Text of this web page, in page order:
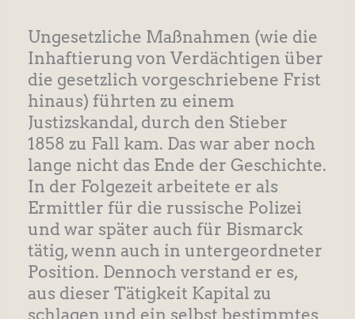
Ungesetzliche Maßnahmen (wie die
Inhaftierung von Verdächtigen über
die gesetzlich vorgeschriebene Frist
hinaus) führten zu einem
Justizskandal, durch den Stieber
1858 zu Fall kam. Das war aber noch
lange nicht das Ende der Geschichte.
In der Folgezeit arbeitete er als
Ermittler für die russische Polizei
und war später auch für Bismarck
tätig, wenn auch in untergeordneter
Position. Dennoch verstand er es,
aus dieser Tätigkeit Kapital zu
schlagen und ein selbst bestimmtes